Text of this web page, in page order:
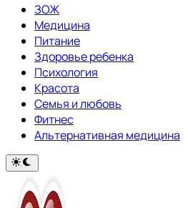
ЗОЖ
Медицина
Питание
Здоровье ребенка
Психология
Красота
Семья и любовь
Фитнес
Альтернативная медицина
Переключить
на
тёмный
режим